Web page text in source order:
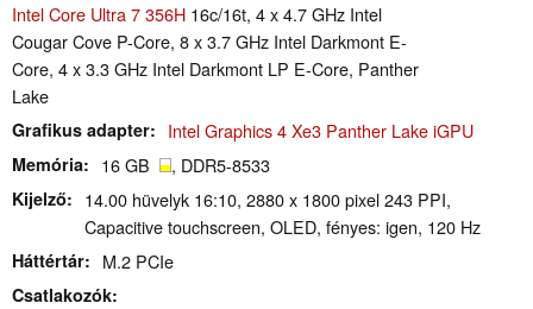
Intel Core Ultra 7 356H 16c/16t, 4 x 4.7 GHz Intel
Cougar Cove P-Core, 8 x 3.7 GHz Intel Darkmont E-
Core, 4 x 3.3 GHz Intel Darkmont LP E-Core, Panther
Lake
Grafikus adapter Intel Graphics 4 Xe3 Panther Lake iGPU
Memória 16 GB , DDR5-8533
Kijelző
14.00 hüvelyk 16:10, 2880 x 1800 pixel 243 PPI,
Capacitive touchscreen, OLED, fényes: igen, 120 Hz
Háttértár M.2 PCIe
Csatlakozók